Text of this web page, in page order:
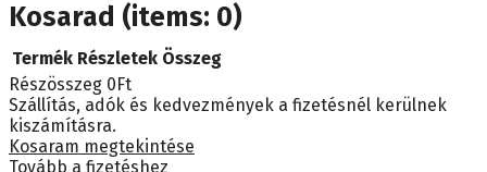
Kosarad (items: 0)
Termékek
a
Termék Részletek Összeg
Részösszeg 0Ft
Szállítás, adók és kedvezmények a fizetésnél kerülnek
kiszámításra.
Kosaram megtekintése
Tovább a fizetéshez